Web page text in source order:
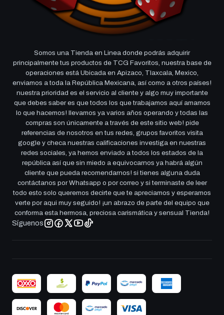
Somos una Tienda en Linea donde podrás adquirir
principalmente tus productos de TCG Favoritos, nuestra base de
operaciones está Ubicada en Apizaco, Tlaxcala, Mexico,
enviamos a toda la República Mexicana, así como a otros países!
nuestra prioridad es el servicio al cliente y algo muy importante
que debes saber es que todos los que trabajamos aquí amamos
lo que hacemos! llevamos ya varios años operando y todas las
compras son únicamente a través de este sitio web! pide
referencias de nosotros en tus redes, grupos favoritos visita
google y checa nuestras calificaciones investiga en nuestras
redes sociales, ya hemos enviado a todos los estados de la
república así que sin miedo a equivocarnos ya habrá algún
cliente que pueda recomendarnos! si tienes alguna duda
contáctanos por Whatsapp o por correo y si terminaste de leer
todo esto solo queremos decirte que te apreciamos y esperamos
verte por aqui muy seguido! ¡un abrazo de parte del equipo que
conforma esta hermosa, preciosa carismática y sensual Tienda!
Síguenos